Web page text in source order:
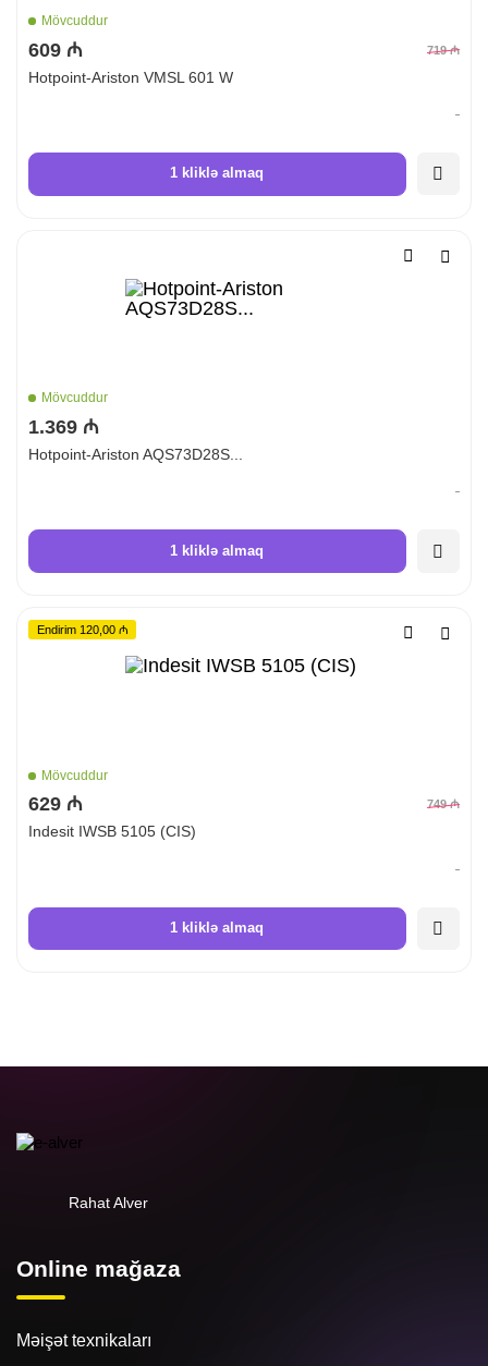
Mövcuddur
609 ₼ 719 ₼
Hotpoint-Ariston VMSL 601 W
1 kliklə almaq
Mövcuddur
1.369 ₼
Hotpoint-Ariston AQS73D28S...
1 kliklə almaq
Endirim 120,00 ₼
Mövcuddur
629 ₼ 749 ₼
Indesit IWSB 5105 (CIS)
1 kliklə almaq
Rahat Alver
Online mağaza
Məişət texnikaları